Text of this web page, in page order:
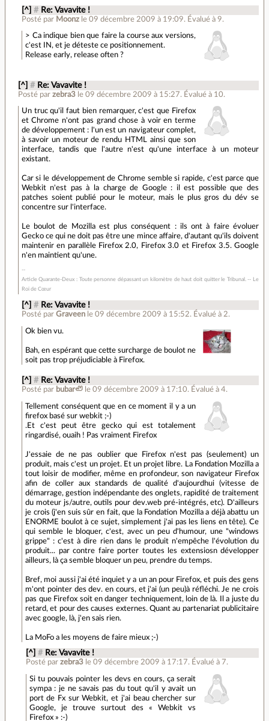
[^] # Re: Vavavite !
Posté par Moonz le 09 décembre 2009 à 19:09. Évalué à9.
> Ca indique bien que faire la course aux versions,
c'est IN, et je déteste ce positionnement.
Release early, release often ?
[^] # Re: Vavavite !
Posté par zebra3 le 09 décembre 2009 à 15:27. Évalué à 10.
Un truc qu'il faut bien remarquer, c'est que Firefox
et Chrome n'ont pas grand chose à voir en terme
de développement : l'un est un navigateur complet,
à savoir un moteur de rendu HTML ainsi que son
interface, tandis que l'autre n'est qu'une interface à un moteur
existant.
Car si le développement de Chrome semble si rapide, c'est parce que
Webkit n'est pas à la charge de Google : il est possible que des
patches soient publié pour le moteur, mais le plus gros du dév se
concentre sur l'interface.
Le boulot de Mozilla est plus conséquent : ils ont à faire évoluer
Gecko ce qui ne doit pas être une mince affaire, d'autant qu'ils doivent
maintenir en parallèle Firefox 2.0, Firefox 3.0 et Firefox 3.5. Google
n'en maintient qu'une.
Article Quarante-Deux : Toute personne dépassant un kilomètre de haut doit quitter le Tribunal. -- Le
Roi de Cœur
[^] # Re: Vavavite !
Posté parGraveen le 09 décembre 2009 à 15:52. Évalué à 2.
Ok bien vu.
Bah, en espérant que cette surcharge de boulot ne
soit pas trop préjudiciable à Firefox.
[^] # Re: Vavavite !
Posté par bubar🦥 le 09 décembre 2009 à 17:10. Évalué à4.
Tellement conséquent que en ce moment il y a un
firefox basé sur webkit ;-)
.Et c'est peut être gecko qui est totalement
ringardisé, ouaih ! Pas vraiment Firefox
J'essaie de ne pas oublier que Firefox n'est pas (seulement) un
produit, mais c'est un projet. Et un projet libre. La Fondation Mozilla a
tout loisir de modifier, même en profondeur, son navigateur Firefox
afin de coller aux standards de qualité d'aujourdhui (vitesse de
démarrage, gestion indépendante des onglets, rapidité de traitement
du moteur js/autre, outils pour dev.web pré-intégrés, etc). D'ailleurs
je crois (j'en suis sûr en fait, que la Fondation Mozilla a déjà abattu un
ENORME boulot à ce sujet, simplement j'ai pas les liens en tête). Ce
qui semble le bloquer, c'est, avec un peu d'humour, une "windows
grippe" : c'est à dire rien dans le produit n'empêche l'évolution du
produit... par contre faire porter toutes les extensiosn développer
ailleurs, là ça semble bloquer un peu, prendre du temps.
Bref, moi aussi j'ai été inquiet y a un an pour Firefox, et puis des gens
m'ont pointer des dev. en cours, et j'ai (un peu)à réfléchi. Je ne crois
pas que Firefox soit en danger techniquement, loin de là. Il a juste du
retard, et pour des causes externes. Quant au partenariat publicitaire
avec google, là, j'en sais rien.
La MoFo a les moyens de faire mieux ;-)
[^] # Re: Vavavite !
Posté par zebra3 le 09 décembre 2009 à 17:17. Évalué à 7.
Si tu pouvais pointer les devs en cours, ça serait
sympa : je ne savais pas du tout qu'il y avait un
port de Fx sur Webkit, et j'ai beau chercher sur
Google, je trouve surtout des « Webkit vs
Firefox » :-)